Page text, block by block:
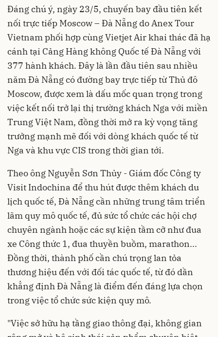
Đáng chú ý, ngày 23/5, chuyến bay đầu tiên kết
nối trực tiếp Moscow – Đà Nẵng do Anex Tour
Vietnam phối hợp cùng Vietjet Air khai thác đã hạ
cánh tại Cảng Hàng không Quốc tế Đà Nẵng với
377 hành khách. Đây là lần đầu tiên sau nhiều
năm Đà Nẵng có đường bay trực tiếp từ Thủ đô
Moscow, được xem là dấu mốc quan trọng trong
việc kết nối trở lại thị trường khách Nga với miền
Trung Việt Nam, đồng thời mở ra kỳ vọng tăng
trưởng mạnh mẽ đối với dòng khách quốc tế từ
Nga và khu vực CIS trong thời gian tới.
Theo ông Nguyễn Sơn Thủy - Giám đốc Công ty
Visit Indochina để thu hút được thêm khách du
lịch quốc tế, Đà Nẵng cần những trung tâm triển
lãm quy mô quốc tế, đủ sức tổ chức các hội chợ
chuyên ngành hoặc các sự kiện tầm cỡ như đua
xe Công thức 1, đua thuyền buồm, marathon...
Đồng thời, thành phố cần chú trọng lan tỏa
thương hiệu đến với đối tác quốc tế, từ đó dần
khẳng định Đà Nẵng là điểm đến đáng lựa chọn
trong việc tổ chức sức kiện quy mô.
"Việc sở hữu hạ tầng giao thông đại, không gian